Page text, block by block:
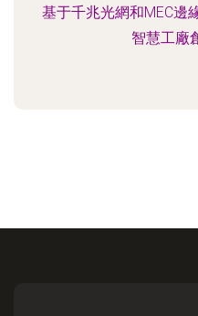
基于千兆光網和MEC邊
智慧工廠